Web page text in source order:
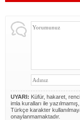
UYARI: Küfür, hakaret,
imla kuralları ile yazılmamış,
Türkçe karakter
onaylanmamaktadır.